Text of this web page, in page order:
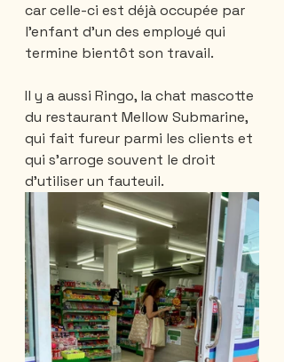
car celle-ci est déjà occupée par
l'enfant d'un des employé qui
termine bientôt son travail.
Il y a aussi Ringo, la chat mascotte
du restaurant Mellow Submarine,
qui fait fureur parmi les clients et
qui s'arroge souvent le droit
d'utiliser un fauteuil.